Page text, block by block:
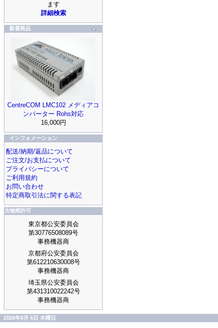
ます
詳細検索
新着商品
CentreCOM LMC102 メディアコ
ンバーター Rohs対応
16,000円
インフォメーション
配送/納期/返品について
ご注文/お支払について
プライバシーについて
ご利用規約
お問い合わせ
特定商取引法に関する表記
古物商許可
東京都公安委員会
第30776508089号
事務機器商
京都府公安委員会
第612210630008号
事務機器商
埼玉県公安委員会
第431310022242号
事務機器商
2026年8月 6日 木曜日